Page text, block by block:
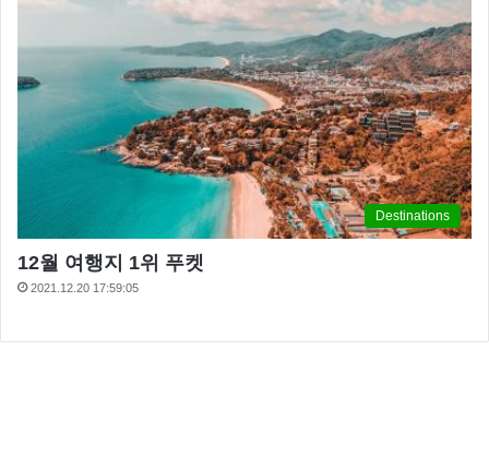
Destinations
12월 여행지 1위 푸켓
2021.12.20 17:59:05